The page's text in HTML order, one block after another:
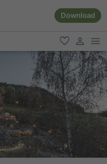
Download
favoriti
user link